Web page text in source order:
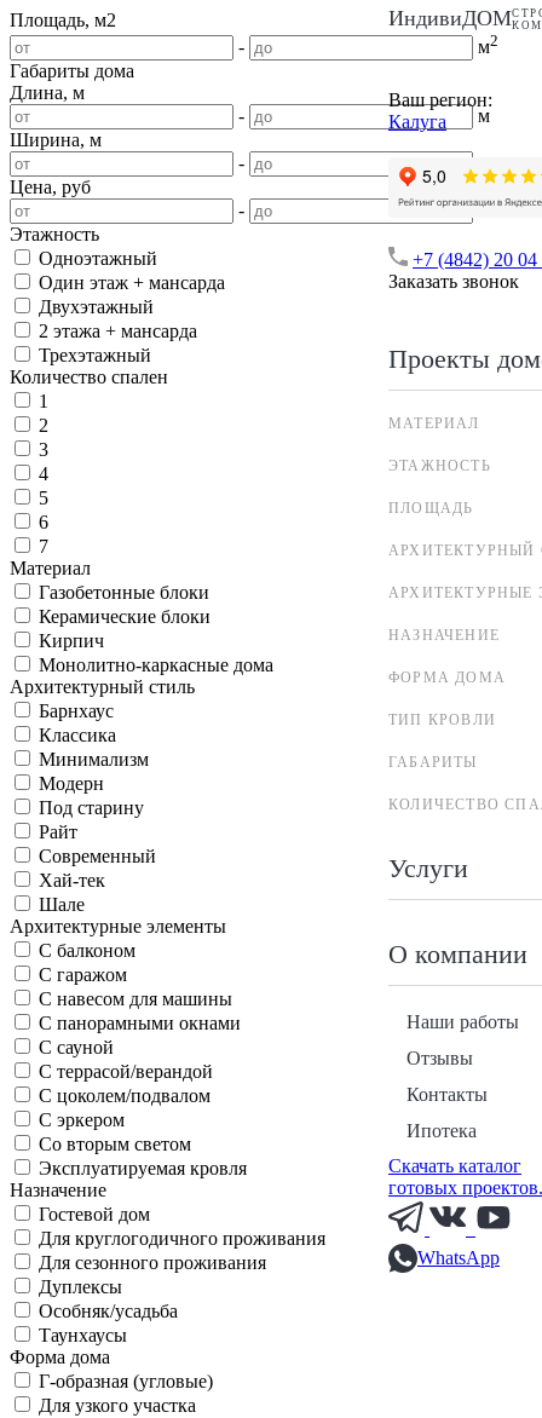
ИндивиДОМ
Ваш регион:
Калуга
+7 (4842) 20 04
Заказать звонок
Проекты
МАТЕРИАЛ
ЭТАЖНОСТЬ
ПЛОЩАДЬ
АРХИТЕКТУРНЫЙ
АРХИТЕКТУРНЫЕ
НАЗНАЧЕНИЕ
ФОРМА ДОМА
ТИП КРОВЛИ
ГАБАРИТЫ
КОЛИЧЕСТВО
Услуги
О компании
Наши работы
Отзывы
Контакты
Ипотека
Скачать каталог
готовых
WhatsApp
Площадь, м2
-
м2
Габариты дома
Длина, м
-
м
Ширина, м
-
Цена, руб
-
Этажность
Одноэтажный
Один этаж + мансарда
Двухэтажный
2 этажа + мансарда
Трехэтажный
Количество спален
1
2
3
4
5
6
7
Материал
Газобетонные блоки
Керамические блоки
Кирпич
Монолитно-каркасные дома
Архитектурный стиль
Барнхаус
Классика
Минимализм
Модерн
Под старину
Райт
Современный
Хай-тек
Шале
Архитектурные элементы
С балконом
С гаражом
С навесом для машины
С панорамными окнами
С сауной
С террасой/верандой
С цоколем/подвалом
С эркером
Со вторым светом
Эксплуатируемая кровля
Назначение
Гостевой дом
Для круглогодичного проживания
Для сезонного проживания
Дуплексы
Особняк/усадьба
Таунхаусы
Форма дома
Г-образная (угловые)
Для узкого участка